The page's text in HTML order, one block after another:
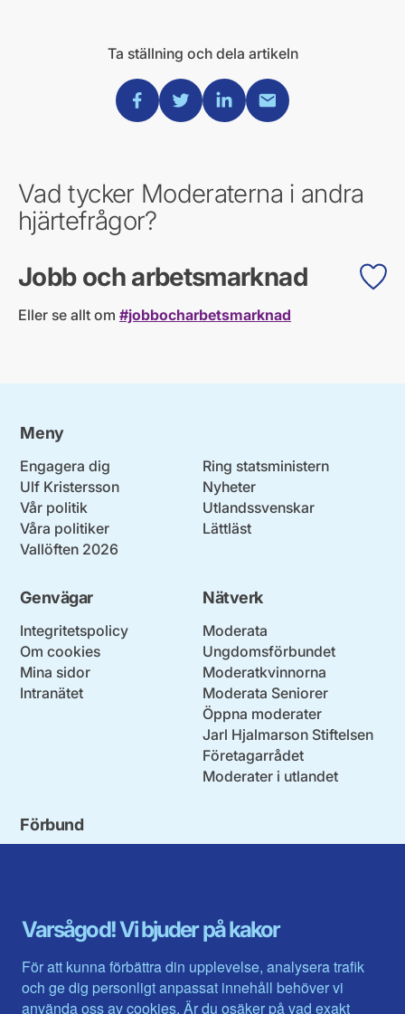
Varsågod! Vi bjuder på kakor
För att kunna förbättra din upplevelse, analysera trafik
och ge dig personligt anpassat innehåll behöver vi
använda oss av cookies. Är du osäker på vad exakt
Ta ställning och dela artikeln
Dela via Facebook
Dela via Twitter
Dela via Linkedin
Dela via Mail
Vad tycker Moderaterna i andra
hjärtefrågor?
Jobb och arbetsmarknad
Eller se allt om #jobbocharbetsmarknad
Meny
Engagera dig
Ulf Kristersson
Vår politik
Våra politiker
Vallöften 2026
Ring statsministern
Nyheter
Utlandssvenskar
Lättläst
Genvägar
Integritetspolicy
Om cookies
Mina sidor
Intranätet
Nätverk
Moderata
Ungdomsförbundet
Moderatkvinnorna
Moderata Seniorer
Öppna moderater
Jarl Hjalmarson Stiftelsen
Företagarrådet
Moderater i utlandet
Förbund
Gävleborg
Halland
Jämtlands län
Jönköpings län
Kalmar län
Värmlands län
Västerbotten
Västra Götaland
Västernorrland
Västmanland